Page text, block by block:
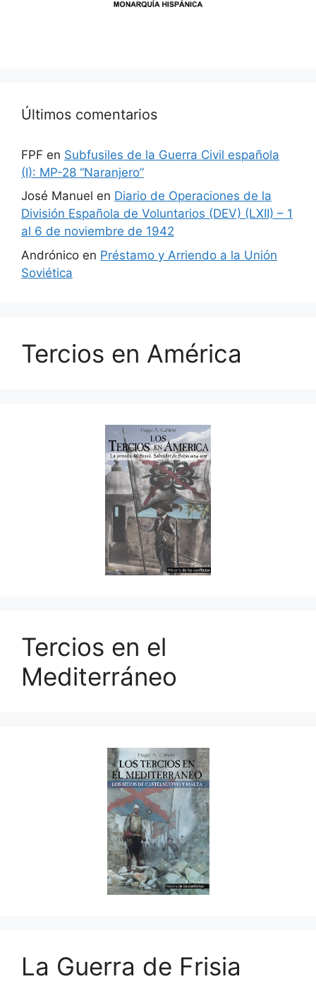
Últimos comentarios
FPF en Subfusiles de la Guerra Civil española
(I): MP-28 “Naranjero”
José Manuel en Diario de Operaciones de la
División Española de Voluntarios (DEV) (LXII) – 1
al 6 de noviembre de 1942
Andrónico en Préstamo y Arriendo a la Unión
Soviética
Tercios en América
Tercios en el
Mediterráneo
La Guerra de Frisia